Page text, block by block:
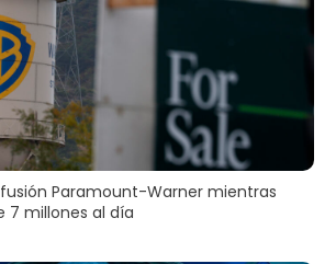
Paramount-Warner mientras
7 millones al día